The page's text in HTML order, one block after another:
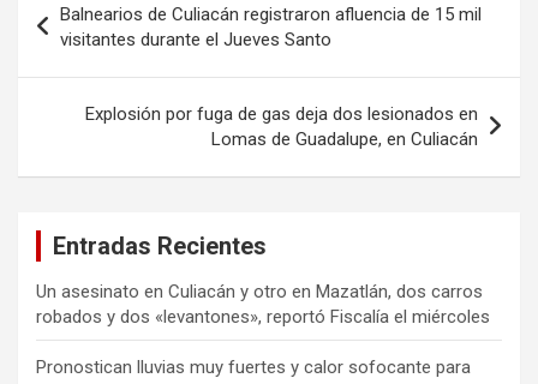
de
entradas
Balnearios de Culiacán registraron afluencia de 15 mil
visitantes durante el Jueves Santo
Explosión por fuga de gas deja dos lesionados en
Lomas de Guadalupe, en Culiacán
Entradas Recientes
Un asesinato en Culiacán y otro en Mazatlán, dos carros
robados y dos «levantones», reportó Fiscalía el miércoles
Pronostican lluvias muy fuertes y calor sofocante para